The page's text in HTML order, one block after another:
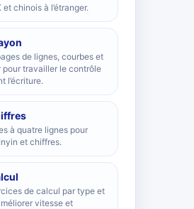
chinois à l’étranger.
de lignes, courbes et
pour travailler le contrôle
l’écriture.
à quatre lignes pour
et chiffres.
de calcul par type et
vitesse et